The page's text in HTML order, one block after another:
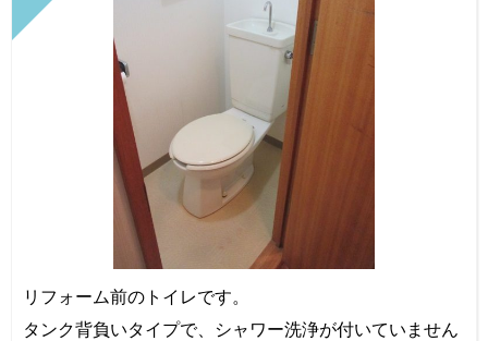
リフォーム前のトイレです。
タンク背負いタイプで、シャワー洗浄が付いていません